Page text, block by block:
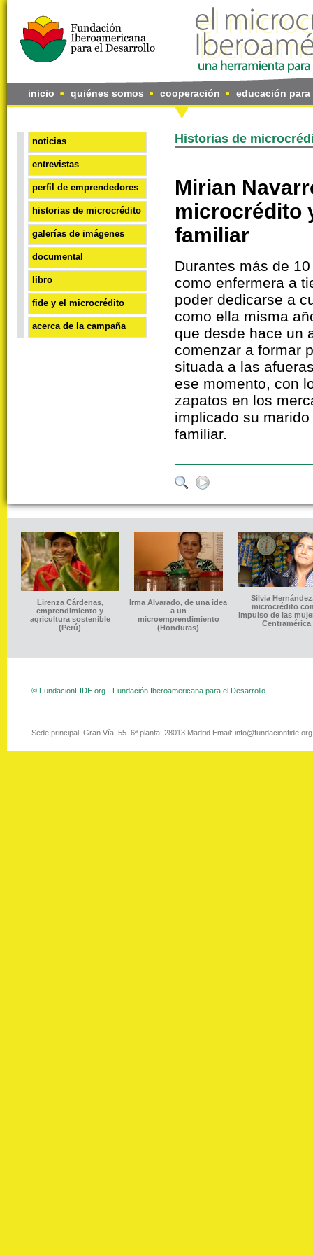
inicio quiénes somos cooperación educación
noticias
entrevistas
perfil de emprendedores
historias de microcrédito
galerías de imágenes
documental
libro
fide y el microcrédito
acerca de la campaña
Historias de
Mirian
microcrédito
familiar
Durantes más de
como enfermera a
poder dedicarse a
como ella misma
que desde hace un
comenzar a formar
situada a las
ese momento, con
zapatos en los
implicado su
familiar.
Lirenza Cárdenas,
emprendimiento y
agricultura sostenible
(Perú)
Irma Alvarado, de una idea
a un
microemprendimiento
(Honduras)
Silvia
microcrédito
impulso de las
Centramérica
© FundacionFIDE.org - Fundación Iberoamericana para el Desarrollo
Sede principal: Gran Vía, 55. 6ª planta; 28013 Madrid Email: